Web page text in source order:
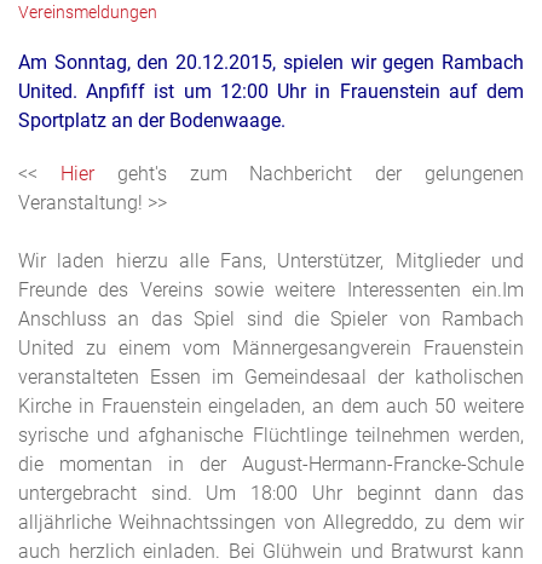
Vereinsmeldungen
Am Sonntag, den 20.12.2015, spielen wir gegen Rambach
United. Anpfiff ist um 12:00 Uhr in Frauenstein auf dem
Sportplatz an derBodenwaage.
<< Hier geht's zum Nachbericht der gelungenen
Veranstaltung! >>
Wir laden hierzu alle Fans, Unterstützer, Mitglieder und
Freunde des Vereins sowie weitere Interessenten ein.Im
Anschluss an das Spiel sind die Spieler von Rambach
United zu einem vom Männergesangverein Frauenstein
veranstalteten Essen im Gemeindesaal der katholischen
Kirche in Frauenstein eingeladen, an dem auch 50 weitere
syrische und afghanische Flüchtlinge teilnehmen werden,
die momentan in der August-Hermann-Francke-Schule
untergebracht sind. Um 18:00 Uhr beginnt dann das
alljährliche Weihnachtssingen von Allegreddo, zu dem wir
auch herzlich einladen. Bei Glühwein und Bratwurst kann